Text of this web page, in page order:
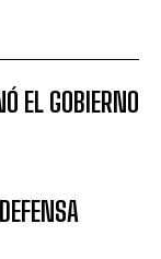
EL GOBIERNO